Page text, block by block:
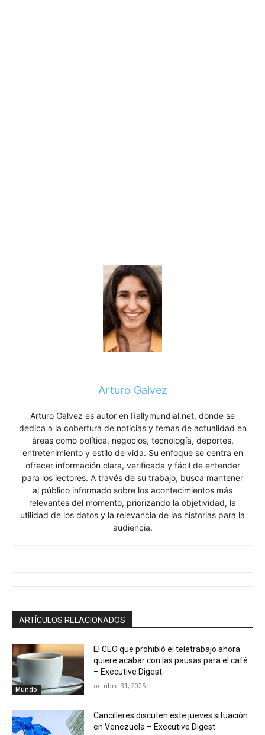
Arturo Galvez
Arturo Galvez es autor en Rallymundial.net, donde se
dedica a la cobertura de noticias y temas de actualidad en
áreas como política, negocios, tecnología, deportes,
entretenimiento y estilo de vida. Su enfoque se centra en
ofrecer información clara, verificada y fácil de entender
para los lectores. A través de su trabajo, busca mantener
al público informado sobre los acontecimientos más
relevantes del momento, priorizando la objetividad, la
utilidad de los datos y la relevancia de las historias para la
audiencia.
ARTÍCULOS RELACIONADOS
Mundo
El CEO que prohibió el teletrabajo ahora
quiere acabar con las pausas para el café
– Executive Digest
octubre 31, 2025
Cancilleres discuten este jueves situación
en Venezuela – Executive Digest